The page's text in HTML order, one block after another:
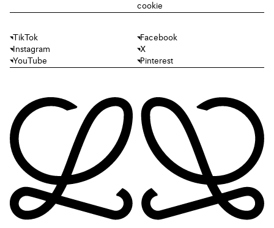
cookie
TikTok
Facebook
Instagram
X
YouTube
Pinterest